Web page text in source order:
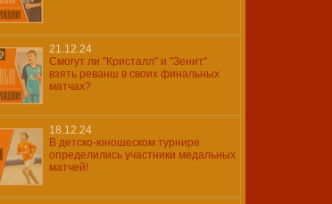
21.12.24
Смогут ли "Кристалл" и "Зенит"
взять реванш в своих финальных
матчах?
18.12.24
В детско-юношеском турнире
определились участники медальных
матчей!